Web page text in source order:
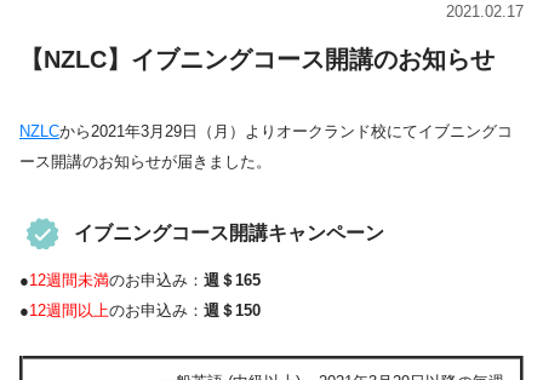
2021.02.17
【NZLC】イブニングコース開講のお知らせ
NZLCから2021年3月29日（月）よりオークランド校にてイブニングコ
ース開講のお知らせが届きました。
イブニングコース開講キャンペーン
●12週間未満のお申込み： 週＄165
●12週間以上のお申込み： 週＄150